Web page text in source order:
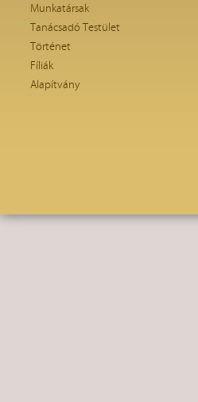
Munkatársak
Tanácsadó Testület
Történet
Fíliák
Alapítvány